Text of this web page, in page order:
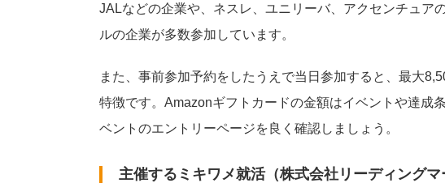
JALなどの企業や、ネスレ、ユニリーバ、アクセンチュ
ルの企業が多数参加しています。
また、事前参加予約をしたうえで当日参加すると、最大
特徴です。Amazonギフトカードの金額はイベントや達成
ベントのエントリーページを良く確認しましょう。
主催するミキワメ就活（株式会社リーディング